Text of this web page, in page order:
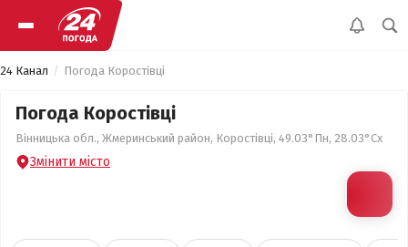
24 Канал Погода Коростівці
Погода Коростівці
Вінницька обл., Жмеринський район, Коростівці, 49.03°Пн, 28.03°Сх
Змінити місто